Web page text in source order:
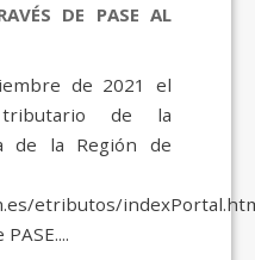
DE PASE AL
de 2021 el
de la
de la Región de
etributos/